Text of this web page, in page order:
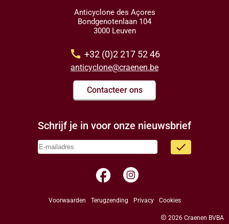
Anticyclone des Açores
Bondgenotenlaan 104
3000 Leuven
call +32 (0)2 217 52 46
anticyclone@craenen.be
Contacteer ons
Schrijf je in voor onze nieuwsbrief
done
facebook
Voorwaarden Terugzending Privacy Cookies
copyright 2026 Craenen BVBA